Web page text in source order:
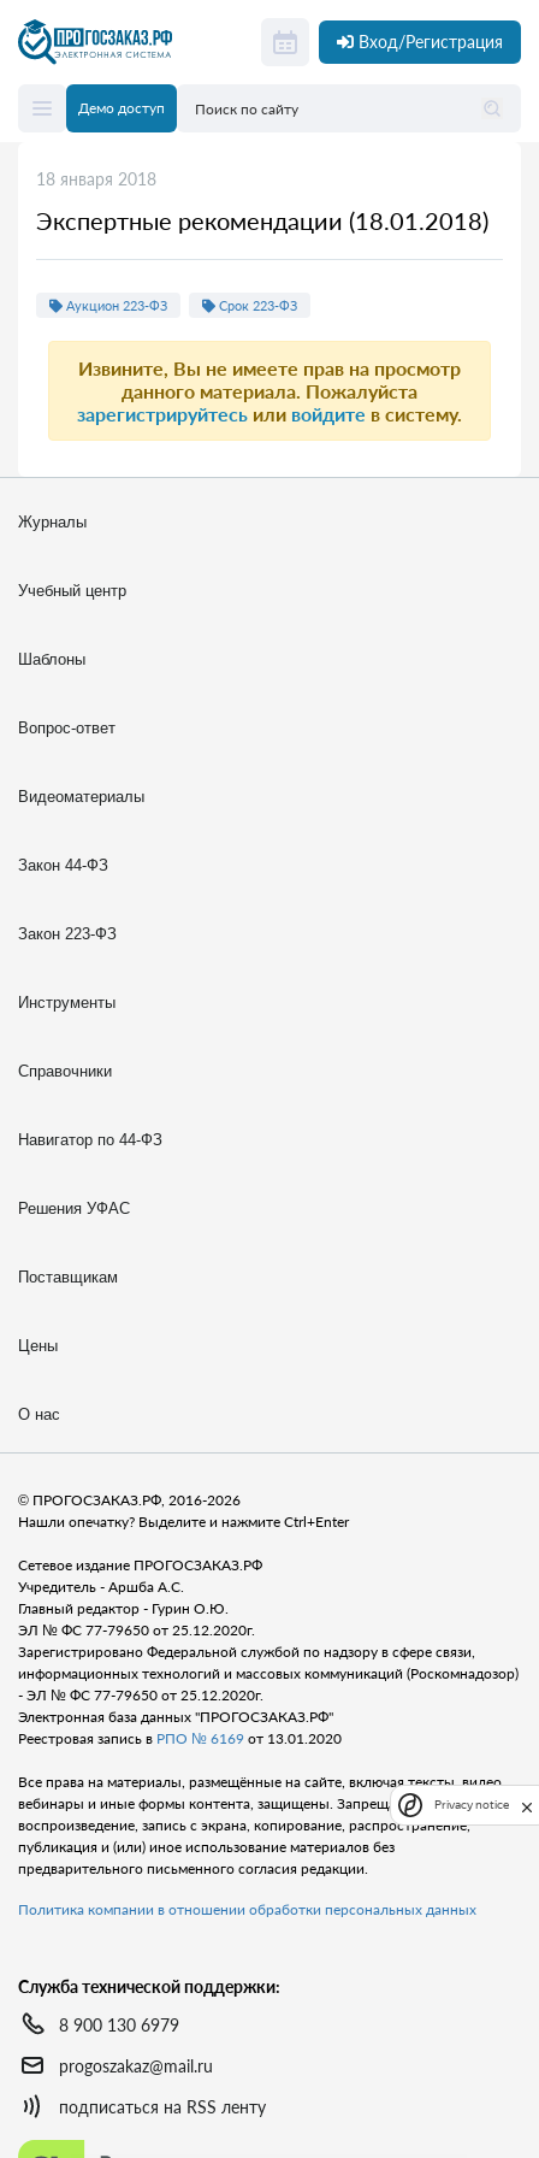
Вход/Регистрация
Демо доступ
18 января 2018
Экспертные рекомендации (18.01.2018)
Аукцион 223-ФЗ Срок 223-ФЗ
Извините, Вы не имеете прав на просмотр
данного материала. Пожалуйста
зарегистрируйтесь или войдите в систему.
Журналы
Учебный центр
Шаблоны
Вопрос-ответ
Видеоматериалы
Закон 44-ФЗ
Закон 223-ФЗ
Инструменты
Справочники
Навигатор по 44-ФЗ
Решения УФАС
Поставщикам
Цены
О нас
© ПРОГОСЗАКАЗ.РФ, 2016-2026
Нашли опечатку? Выделите и нажмите Ctrl+Enter
Сетевое издание ПРОГОСЗАКАЗ.РФ
Учредитель - Аршба А.С.
Главный редактор - Гурин О.Ю.
ЭЛ № ФС 77-79650 от 25.12.2020г.
Зарегистрировано Федеральной службой по надзору в сфере связи,
информационных технологий и массовых коммуникаций (Роскомнадозор)
- ЭЛ № ФС 77-79650 от 25.12.2020г.
Электронная база данных "ПРОГОСЗАКАЗ.РФ"
Реестровая запись в РПО № 6169 от 13.01.2020
Все права на материалы, размещённые на сайте, включая тексты, видео,
вебинары и иные формы контента, защищены. Запрещается любое
воспроизведение, запись с экрана, копирование, распространение,
публикация и (или) иное использование материалов без
предварительного письменного согласия редакции.
Политика компании в отношении обработки персональных данных
Служба технической поддержки:
8 900 130 6979
progoszakaz@mail.ru
подписаться на RSS ленту
Privacy notice